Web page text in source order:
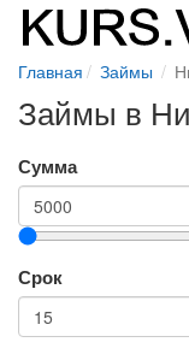
Главная Займы
Займы в
Сумма
Срок